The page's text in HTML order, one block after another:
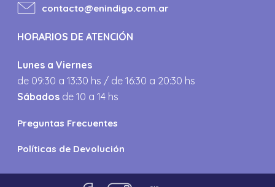
contacto@enindigo.com.ar
HORARIOS DE ATENCIÓN
Lunes a Viernes
de 09:30 a 13:30 hs / de 16:30 a 20:30 hs
Sábados de 10 a 14 hs
Preguntas Frecuentes
Políticas de Devolución